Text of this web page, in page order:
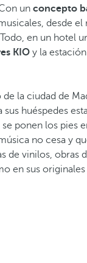
un concepto
desde el
en un hotel
KIO y la
la ciudad de
huéspedes
ponen los pies
no cesa y
de vinilos, obras
en sus